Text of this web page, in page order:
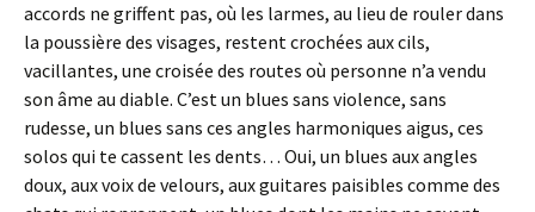
accords ne griffent pas, où les larmes, au lieu de rouler dans
la poussière des visages, restent crochées aux cils,
vacillantes, une croisée des routes où personne n’a vendu
son âme au diable. C’est un blues sans violence, sans
rudesse, un blues sans ces angles harmoniques aigus, ces
solos qui te cassent les dents… Oui, un blues aux angles
doux, aux voix de velours, aux guitares paisibles comme des